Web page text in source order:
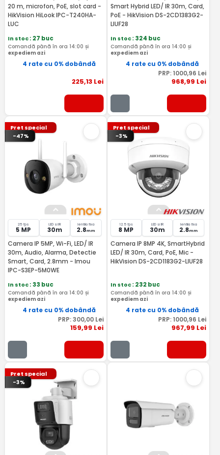
20 m, microfon, PoE, slot card -
HikVision HiLook IPC-T240HA-
LUC
In stoc: 27 buc
Comandă până în ora 14:00 și
expediem azi
4 rate cu 0% dobândă
225,13Lei
Smart Hybrid LED/ IR 30m, Card,
PoE - HikVision DS-2CD1383G2-
LIUF28
In stoc: 324 buc
Comandă până în ora 14:00 și
expediem azi
4 rate cu 0% dobândă
PRP: 1000,96 Lei
968,99 Lei
Pret special
-47%
25 fps
5 MP
LED si IR
30m
lentila fixa
2.8mm
Camera IP 5MP, Wi-Fi, LED/ IR
30m, Audio, Alarma, Detectie
Smart, Card, 2.8mm - Imou
IPC-S3EP-5M0WE
In stoc: 33 buc
Comandă până în ora 14:00 și
expediem azi
4 rate cu 0% dobândă
PRP:300,00Lei
159,99 Lei
Pret special
-3%
12.5 fps
8 MP
LED si IR
30m
lentila fixa
2.8mm
Camera IP 8MP 4K, SmartHybrid
LED/ IR 30m, Card, PoE, Mic -
HikVision DS-2CD1183G2-LIUF28
In stoc: 232 buc
Comandă până în ora 14:00 și
expediem azi
4 rate cu 0% dobândă
PRP: 1000,96 Lei
967,99 Lei
Pret special
-3%